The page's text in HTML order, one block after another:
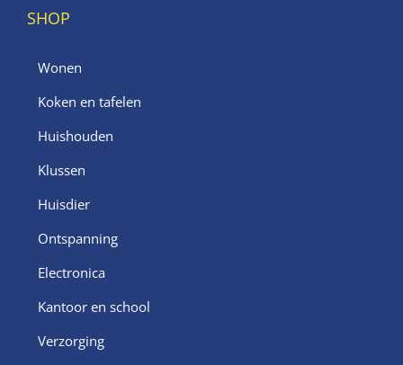
SHOP
Wonen
Koken en tafelen
Huishouden
Klussen
Huisdier
Ontspanning
Electronica
Kantoor en school
Verzorging